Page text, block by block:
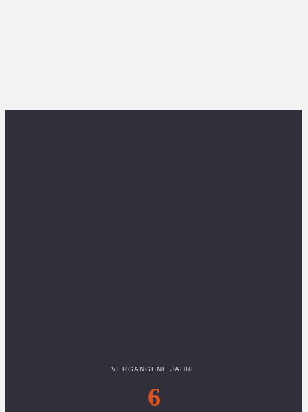
VERGANGENE JAHRE
6